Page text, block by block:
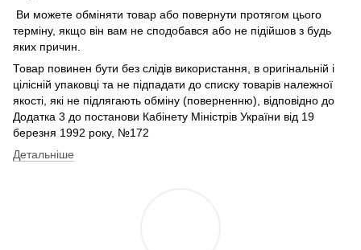
Ви можете обміняти товар або повернути протягом цього
терміну, якщо він вам не сподобався або не підійшов з будь
яких причин.
Товар повинен бути без слідів використання, в оригінальній і
цілісній упаковці та не підпадати до списку товарів належної
якості, які не підлягають обміну (поверненню), відповідно до
Додатка 3 до постанови Кабінету Міністрів України від 19
березня 1992 року, №172
Детальніше